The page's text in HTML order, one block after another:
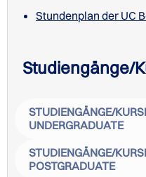
Stundenplan der UC
Studiengänge/
STUDIENGÄNGE/
UNDERGRADUATE
STUDIENGÄNGE/
POSTGRADUATE